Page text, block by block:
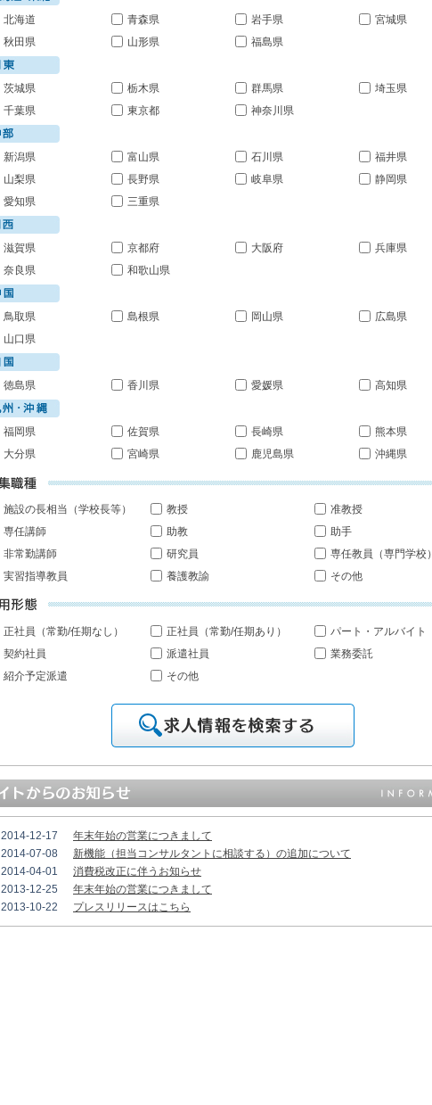
北海道 青森県 岩手県
宮城県
秋田県
山形県 福島県
茨城県 栃木県 群馬県
埼玉県
千葉県
東京都 神奈川県
新潟県 富山県 石川県
福井県
山梨県
長野県 岐阜県
静岡県
愛知県
三重県
滋賀県 京都府 大阪府
兵庫県
奈良県
和歌山県
鳥取県 島根県 岡山県
広島県
山口県
徳島県 香川県 愛媛県 高知県
福岡県 佐賀県 長崎県
熊本県
大分県
宮崎県 鹿児島県 沖縄県
施設の長相当（学校長等） 教授
准教授
専任講師
助教
助手
非常勤講師
研究員
専任教員（専門学校）
実習指導教員
養護教諭 その他
正社員（常勤/任期なし） 正社員（常勤/任期あり）
パート・アルバイト
契約社員
派遣社員
業務委託
紹介予定派遣
その他
2014-12-17
年末年始の営業につきまして
2014-07-08
新機能（担当コンサルタントに相談する）の追加について
2014-04-01
消費税改正に伴うお知らせ
2013-12-25
年末年始の営業につきまして
2013-10-22
プレスリリースはこちら